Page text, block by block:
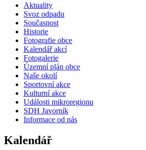
Aktuality
Svoz odpadu
Současnost
Historie
Fotografie obce
Kalendář akcí
Fotogalerie
Územní plán obce
Naše okolí
Sportovní akce
Kulturní akce
Události mikroregionu
SDH Javorník
Informace od nás
Kalendář